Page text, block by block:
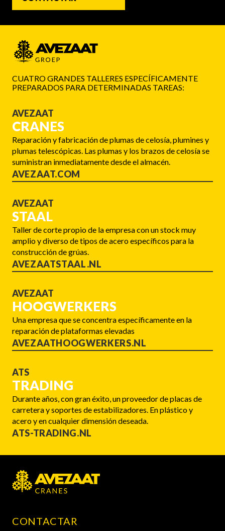
CUATRO GRANDES TALLERES ESPECÍFICAMENTE
PREPARADOS PARA DETERMINADAS TAREAS:
AVEZAAT
CRANES
Reparación y fabricación de plumas de celosía, plumines y
plumas telescópicas. Las plumas y los brazos de celosía se
suministran inmediatamente desde el almacén.
AVEZAAT.COM
AVEZAAT
STAAL
Taller de corte propio de la empresa con un stock muy
amplio y diverso de tipos de acero específicos para la
construcción de grúas.
AVEZAATSTAAL.NL
AVEZAAT
HOOGWERKERS
Una empresa que se concentra específicamente en la
reparación de plataformas elevadas
AVEZAATHOOGWERKERS.NL
ATS
TRADING
Durante años, con gran éxito, un proveedor de placas de
carretera y soportes de estabilizadores. En plástico y
acero y en cualquier dimensión deseada.
ATS-TRADING.NL
CONTACTAR